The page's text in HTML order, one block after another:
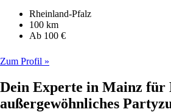
Rheinland-Pfalz
100 km
Ab 100 €
Zum Profil »
Dein Experte in Mainz für
außergewöhnliches